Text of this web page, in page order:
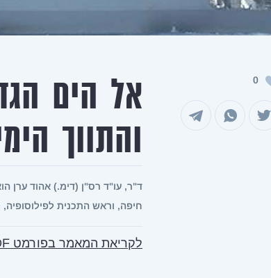
שיתוף בטוויטרשיתוף בוואטסאפ
שיתוף בטלגרםאל הים
והתווך
0
ד"ר, עו"ד רס"ן (דימ.) אהוד ערן
חיפה, וראש התכנית
לקריאת המאמר בפורמט PDF לחצו כאן